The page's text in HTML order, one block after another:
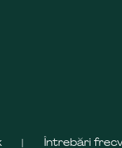
Întrebări